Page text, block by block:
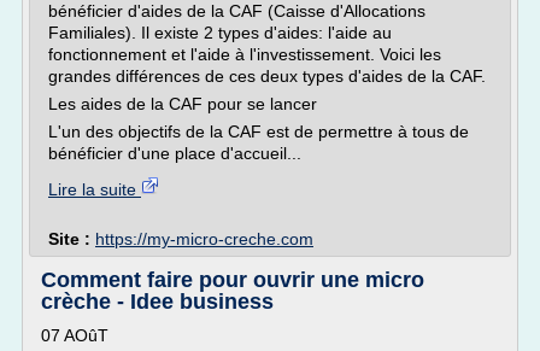
bénéficier d'aides de la CAF (Caisse d'Allocations
Familiales). Il existe 2 types d'aides: l'aide au
fonctionnement et l'aide à l'investissement. Voici les
grandes différences de ces deux types d'aides de la CAF.
Les aides de la CAF pour se lancer
L'un des objectifs de la CAF est de permettre à tous de
bénéficier d'une place d'accueil...
Lire la suite
Site : https://my-micro-creche.com
Comment faire pour ouvrir une micro
crèche - Idee business
07 AOûT